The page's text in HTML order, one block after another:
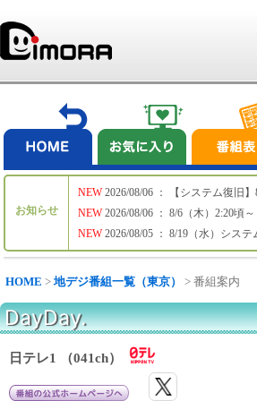
お知らせ
NEW
NEW
NEW
2026/08/06 ： 【システム復旧
2026/08/06 ： 8/6（木）2:20
2026/08/05 ： 8/19（水）シス
HOME > 地デジ番組一覧（東京） > 番組案内
DayDay.
日テレ1 （041ch）